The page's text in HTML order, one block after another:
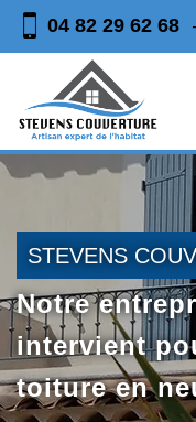
04 82 29 62 68 -
STEVENS
Notre
intervient
toiture en